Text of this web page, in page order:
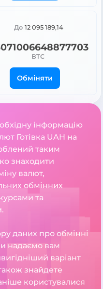
До 12 095 189,14
BTC
Обміняти
інформацію
Готівка UAH на
таким
знаходити
валют,
обмінних
та
даних про обмінні
надаємо вам
варіант
знайдете
користувалися